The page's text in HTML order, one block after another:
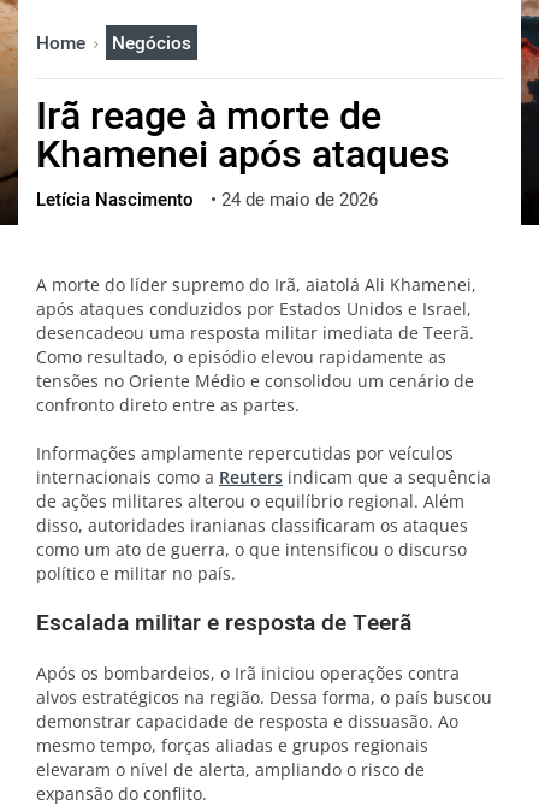
русский
العربية
ไทย
ქართული
Home Negócios
Irã reage à morte de
Khamenei após ataques
Letícia Nascimento • 24 de maio de 2026
A morte do líder supremo do Irã, aiatolá Ali Khamenei,
após ataques conduzidos por Estados Unidos e Israel,
desencadeou uma resposta militar imediata de Teerã.
Como resultado, o episódio elevou rapidamente as
tensões no Oriente Médio e consolidou um cenário de
confronto direto entre as partes.
Informações amplamente repercutidas por veículos
internacionais como a Reuters indicam que a sequência
de ações militares alterou o equilíbrio regional. Além
disso, autoridades iranianas classificaram os ataques
como um ato de guerra, o que intensificou o discurso
político e militar no país.
Escalada militar e resposta de Teerã
Após os bombardeios, o Irã iniciou operações contra
alvos estratégicos na região. Dessa forma, o país buscou
demonstrar capacidade de resposta e dissuasão. Ao
mesmo tempo, forças aliadas e grupos regionais
elevaram o nível de alerta, ampliando o risco de
expansão do conflito.